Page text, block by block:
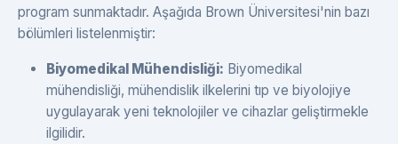
program sunmaktadır. Aşağıda Brown Üniversitesi'nin bazı
bölümleri listelenmiştir:
Biyomedikal Mühendisliği: Biyomedikal
mühendisliği, mühendislik ilkelerini tıp ve biyolojiye
uygulayarak yeni teknolojiler ve cihazlar geliştirmekle
ilgilidir.